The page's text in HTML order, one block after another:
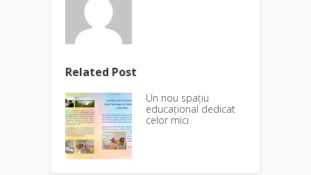
Related Post
Un nou spațiu
educațional dedicat
celor mici